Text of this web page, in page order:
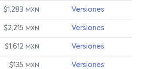
$1,283 MXN Versiones
$2,215 MXN Versiones
$1,612 MXN Versiones
$135 MXN Versiones